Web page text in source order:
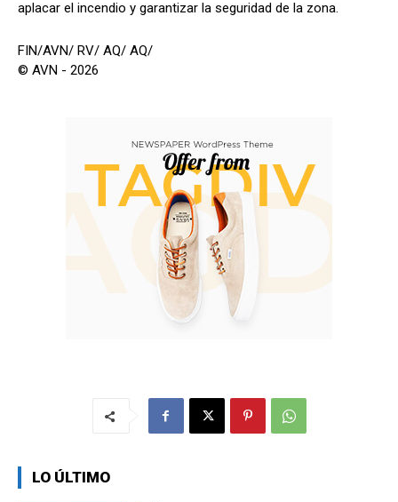
aplacar el incendio y garantizar la seguridad de la zona.
FIN/AVN/ RV/ AQ/ AQ/
© AVN - 2026
LO ÚLTIMO